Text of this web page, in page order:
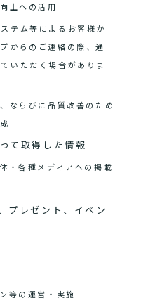
上への活用
テム等によるお客様か
からのご連絡の際、通
いただく場合がありま
ならびに品質改善のため
て取得した情報
・各種メディアへの掲載
プレゼント、イベン
等の運営・実施